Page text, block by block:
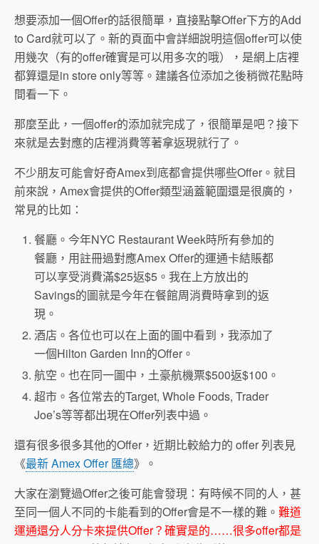
想要添加一個Offer的話很簡單，直接點擊Offer下方的Add
to Card就可以了。新的頁面中會詳細說明這個offer可以使
用幾次（有的offer確實是可以用多次的哦），是網上店裡
都算還是in store only等等。建議各位添加之後稍微花點時
間看一下。
那麼至此，一個offer的添加就完成了，很簡單是吧？接下
來就是去對應的店裡消費等著拿返現就行了。
不少朋友可能會好奇Amex到底都會提供哪些Offer。就目
前來說，Amex會提供的Offer類型涵蓋範圍還是很廣的，
常見的比如：
餐廳。今年NYC Restaurant Week時所有參加的
餐廳，用註冊過對應Amex Offer的運通卡結賬都
可以享受消費滿$25返$5。我在上方放出的
Savings的圖就是今年在餐館周消費時拿到的返
現。
酒店。各位也可以在上面的圖中看到，我添加了
一個Hilton Garden Inn的Offer。
航空。也在同一圖中，土豪航機票$500返$100。
超市。各位常去的Target, Whole Foods, Trader
Joe’s等等都出現在Offer列表中過。
還有很多很多其他的Offer，近期比較給力的 offer 列表見
《最新 Amex Offer 匯總》。
大家在瀏覽過Offer之後可能會發現：有時候不同的人，甚
至同一個人不同的卡能看到的Offer會是不一樣的難。 難道
運通還分人分卡來提供Offer？確實是的……很多offer都是